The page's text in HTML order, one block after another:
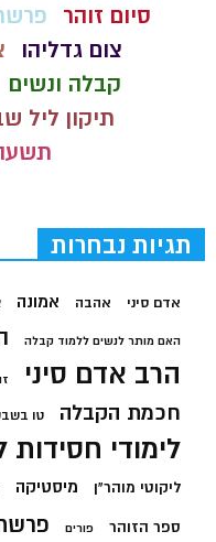
סיום זוהר
צום גדליהו
קבלה ונשים
תיקון ליל
תגיות נבחרות
אדם סיני אהבה אמונה
האם מותר לנשים ללמוד קבלה
הרב אדם סיני
חכמת הקבלה טו
לימודי חסידות
ליקוטי מוהר"ן מיסטיקה
ספר הזוהר פורים